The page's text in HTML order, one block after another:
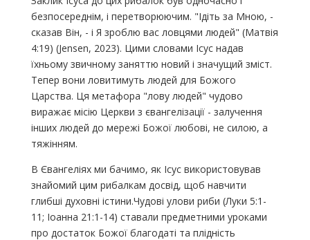
безпосереднім, і перетворюючим. "Ідіть за Мною, -
сказав Він, - і Я зроблю вас ловцями людей" (Матвія
4:19) (Jensen, 2023). Цими словами Ісус надав
їхньому звичному заняттю новий і значущий зміст.
Тепер вони ловитимуть людей для Божого
Царства. Ця метафора "лову людей" чудово
виражає місію Церкви з євангелізації - залучення
інших людей до мережі Божої любові, не силою, а
тяжінням.
В Євангеліях ми бачимо, як Ісус використовував
знайомий цим рибалкам досвід, щоб навчити
глибші духовні істини.Чудові улови риби (Луки 5:1-
11; Іоанна 21:1-14) ставали предметними уроками
про достаток Божої благодаті та плідність